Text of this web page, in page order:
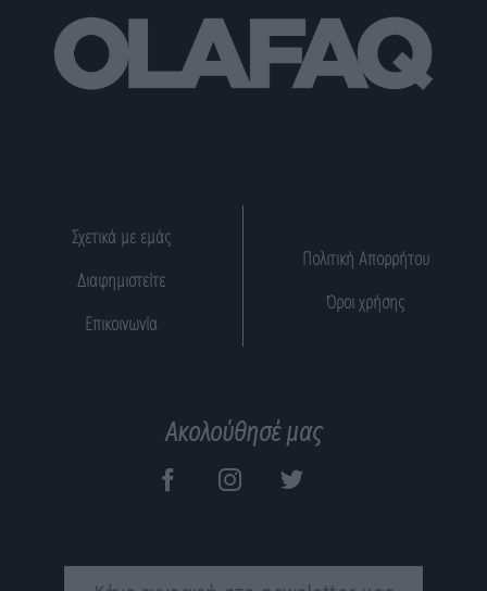
Σχετικά με εμάς
Διαφημιστείτε
Επικοινωνία
Πολιτική Απορρήτου
Όροι χρήσης
Ακολούθησέ μας